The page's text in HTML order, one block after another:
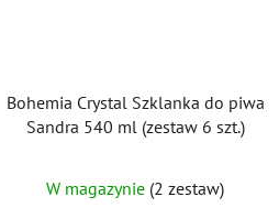
Bohemia Crystal Szklanka do piwa
Sandra 540 ml (zestaw 6 szt.)
W magazynie (2 zestaw)